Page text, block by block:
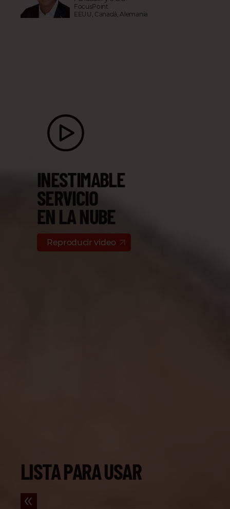
FocusPoint
EEUU, Canadá, Alemania
INESTIMABLE
SERVICIO
EN LA NUBE
Reproducir video
LISTA PARA USAR